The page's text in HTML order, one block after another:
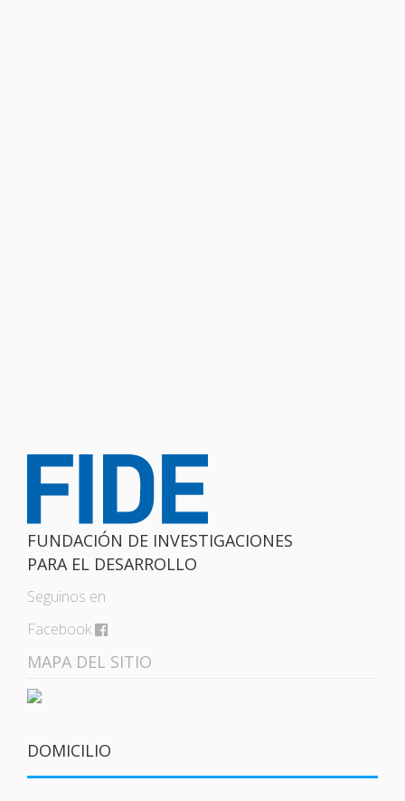
FUNDACIÓN DE INVESTIGACIONES
PARA EL DESARROLLO
Seguinos en
Facebook
MAPA DEL SITIO
DOMICILIO